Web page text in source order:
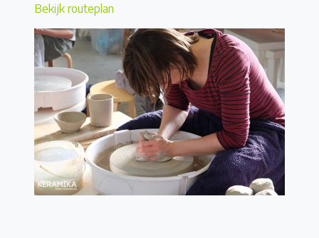
Bekijk routeplan